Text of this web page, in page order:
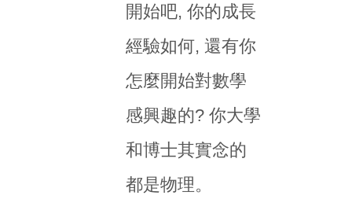
開始吧, 你的成長
經驗如何, 還有你
怎麼開始對數學
感興趣的? 你大學
和博士其實念的
都是物理。